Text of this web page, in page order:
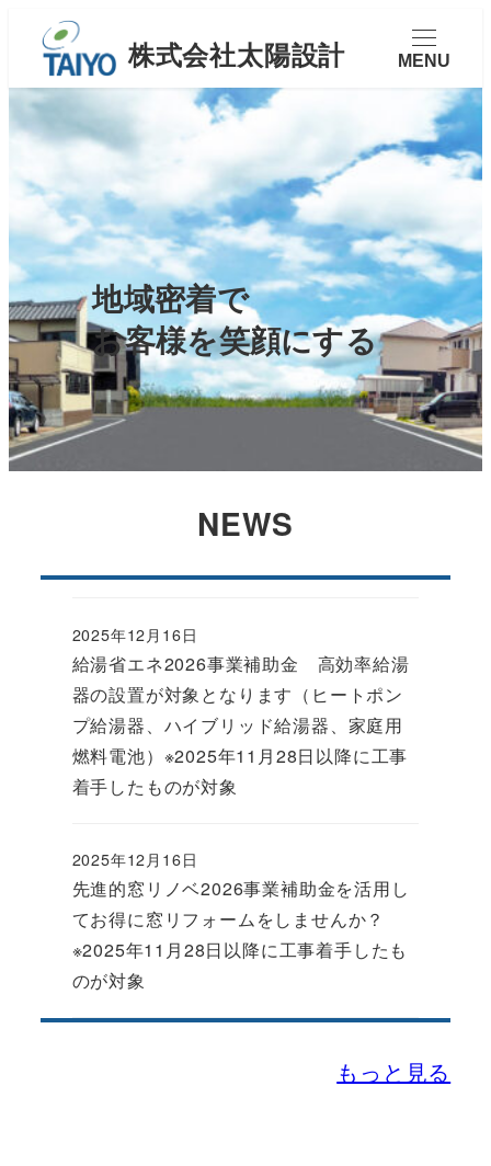
MENU
地域密着で
お客様を笑顔にする
NEWS
給湯省エネ2026事業補助金 高効率給湯
器の設置が対象となります（ヒートポン
プ給湯器、ハイブリッド給湯器、家庭用
燃料電池）※2025年11月28日以降に工事
着手したものが対象
2025年12月16日
先進的窓リノベ2026事業補助金を活用し
てお得に窓リフォームをしませんか？
※2025年11月28日以降に工事着手したも
のが対象
2025年12月16日
もっと見る